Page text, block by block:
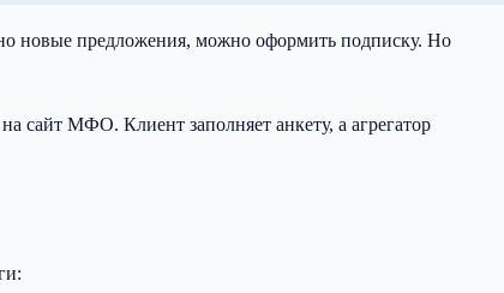
новые предложения, можно оформить подписку. Но
сайт МФО. Клиент заполняет анкету, а агрегатор